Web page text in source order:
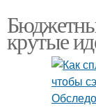
крутые